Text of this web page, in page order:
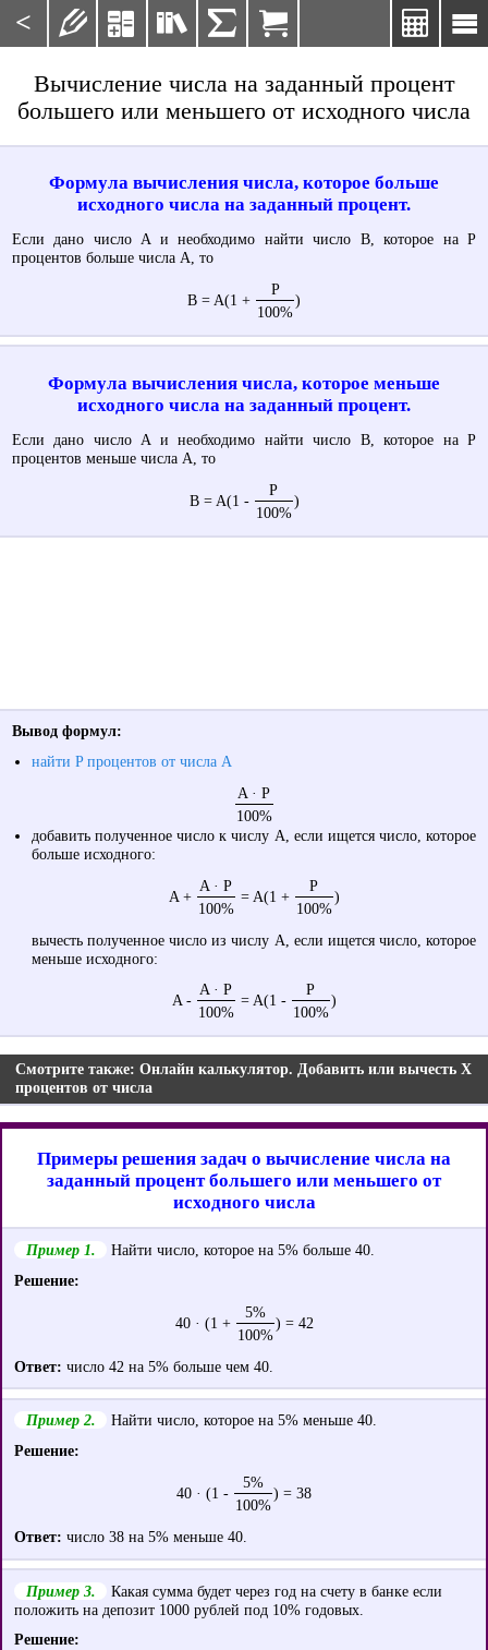
< 

    
Вычисление числа на заданный процент
большего или меньшего от исходного числа
Формула вычисления числа, которое больше
исходного числа на заданный процент.
Если дано число A и необходимо найти число B, которое на P
процентов больше числа A, то
B = A(1 +
P
)
100%
Формула вычисления числа, которое меньше
исходного числа на заданный процент.
Если дано число A и необходимо найти число B, которое на P
процентов меньше числа A, то
B = A(1 -
P
)
100%
Вывод формул:
найти P процентов от числа A
A · P
100%
добавить полученное число к числу A, если ищется число, которое
больше исходного:
A +
A · P
= A(1 +
P
)
100%
100%
вычесть полученное число из числу A, если ищется число, которое
меньше исходного:
A -
A · P
= A(1 -
P
)
100% 100%
Смотрите также: Онлайн калькулятор. Добавить или вычесть X
процентов от числа
Примеры решения задач о вычисление числа на
заданный процент большего или меньшего от
исходного числа
Пример 1.
Найти число, которое на 5% больше 40.
Решение:
40 · (1 +
5%
) = 42
100%
Ответ: число 42 на 5% больше чем 40.
Пример 2.
Найти число, которое на 5% меньше 40.
Решение:
40 · (1 -
5%
) = 38
100%
Ответ: число 38 на 5% меньше 40.
Пример 3.
Какая сумма будет через год на счету в банке если
положить на депозит 1000 рублей под 10% годовых.
Решение: